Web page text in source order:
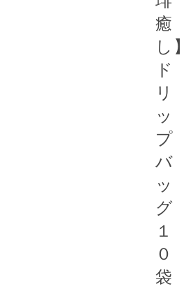
癒
し】
ド
リ
ッ
プ
バ
ッ
グ
１
０
袋